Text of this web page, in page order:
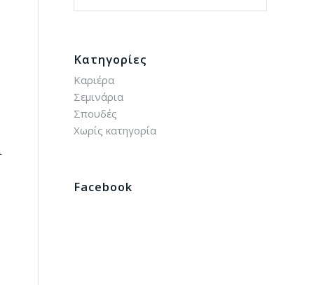
Kατηγορίες
Καριέρα
Σεμινάρια
Σπουδές
Χωρίς κατηγορία
Facebook